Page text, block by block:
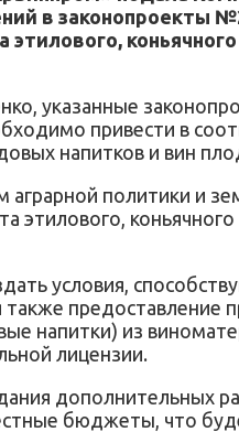
в законопроекты
указанные
привести в
напитков и вин
политики и
этилового,
условия,
предоставление
напитки) из
лицензии.
дополнительных
бюджеты, что